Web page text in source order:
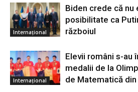
Internațional
Biden crede că nu
posibilitate ca
războiul
Internațional
Elevii români s-au
medalii de la
de Matematică